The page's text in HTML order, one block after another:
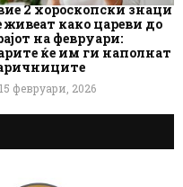
2 хороскопски знаци
живеат како цареви до
на февруари:
ќе им ги наполнат
15 февруари, 2026